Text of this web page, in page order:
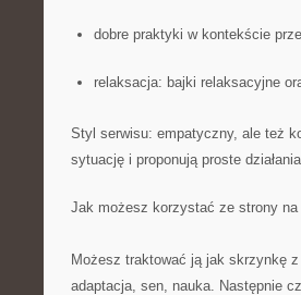
dobre praktyki w kontekście
relaksacja: bajki relaksacyjne
Styl serwisu: empatyczny, ale też
sytuację i proponują proste
Jak możesz korzystać ze strony na
Możesz traktować ją jak skrzynkę
adaptacja, sen, nauka. Następnie